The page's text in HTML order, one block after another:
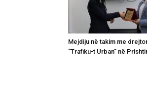
Mejdiju në takim me
“Trafiku-t Urban” në